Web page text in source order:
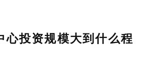
心投资规模大到什么程